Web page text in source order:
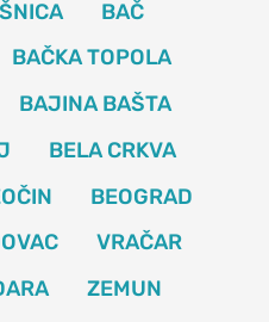
BAČ
BAČKA TOPOLA
BAJINA BAŠTA
BELA CRKVA
BEOGRAD
VRAČAR
ZEMUN